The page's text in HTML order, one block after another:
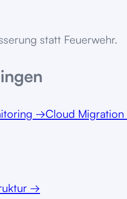
statt Feuerwehr.
→Cloud Migration
→